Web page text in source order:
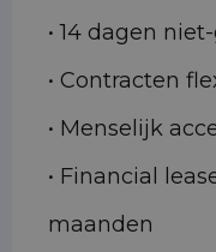
• 14 dagen
• Contracten
• Menselijk
• Financial
maanden